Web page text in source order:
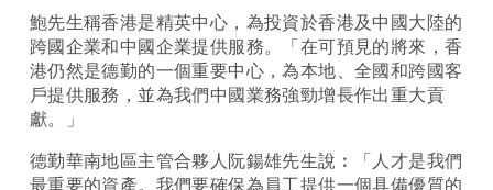
鮑先生稱香港是精英中心，為投資於香港及中國大陸的
跨國企業和中國企業提供服務。「在可預見的將來，香
港仍然是德勤的一個重要中心，為本地、全國和跨國客
戶提供服務，並為我們中國業務強勁增長作出重大貢
獻。」
德勤華南地區主管合夥人阮鍚雄先生說︰「人才是我們
最重要的資產。我們要確保為員工提供一個具備優質的